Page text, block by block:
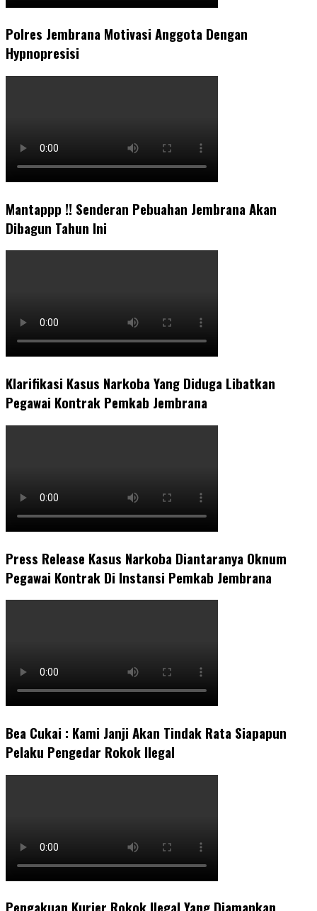
Polres Jembrana Motivasi Anggota Dengan
Hypnopresisi
Mantappp !! Senderan Pebuahan Jembrana Akan
Dibagun Tahun Ini
Klarifikasi Kasus Narkoba Yang Diduga Libatkan
Pegawai Kontrak Pemkab Jembrana
Press Release Kasus Narkoba Diantaranya Oknum
Pegawai Kontrak Di Instansi Pemkab Jembrana
Bea Cukai : Kami Janji Akan Tindak Rata Siapapun
Pelaku Pengedar Rokok Ilegal